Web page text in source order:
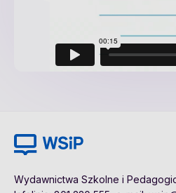
Wydawnictwa Szkolne i